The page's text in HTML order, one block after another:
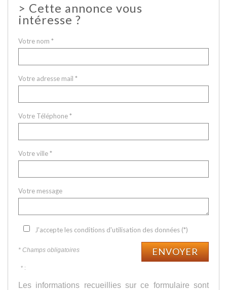
> Cette annonce vous
intéresse ?
Votre nom *
Votre adresse mail *
Votre Téléphone *
Votre ville *
Votre message
J'accepte les conditions d'utilisation des données (*)
* Champs obligatoires ENVOYER
* :
Les informations recueillies sur ce formulaire sont